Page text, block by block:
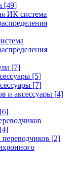
[49]
ИК система
[7]
[5]
[7]
и аксессуары [4]
[6]
[4]
[2]